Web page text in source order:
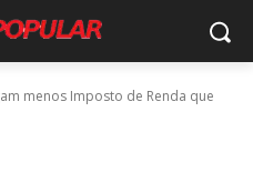
menos Imposto de Renda que